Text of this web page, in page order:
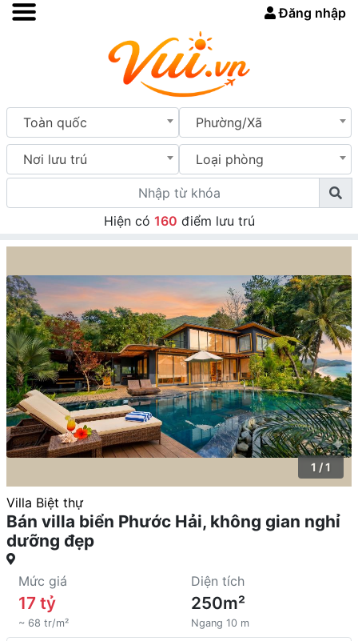
Đăng nhập
Toàn quốc Phường/Xã
Nơi lưu trú Loại phòng
Hiện có 160 điểm lưu trú
1 / 1
Villa Biệt thự
Bán villa biển Phước Hải, không gian nghỉ
dưỡng đẹp
Mức giá
17 tỷ
~ 68 tr/m²
Diện tích
250m²
Ngang 10 m